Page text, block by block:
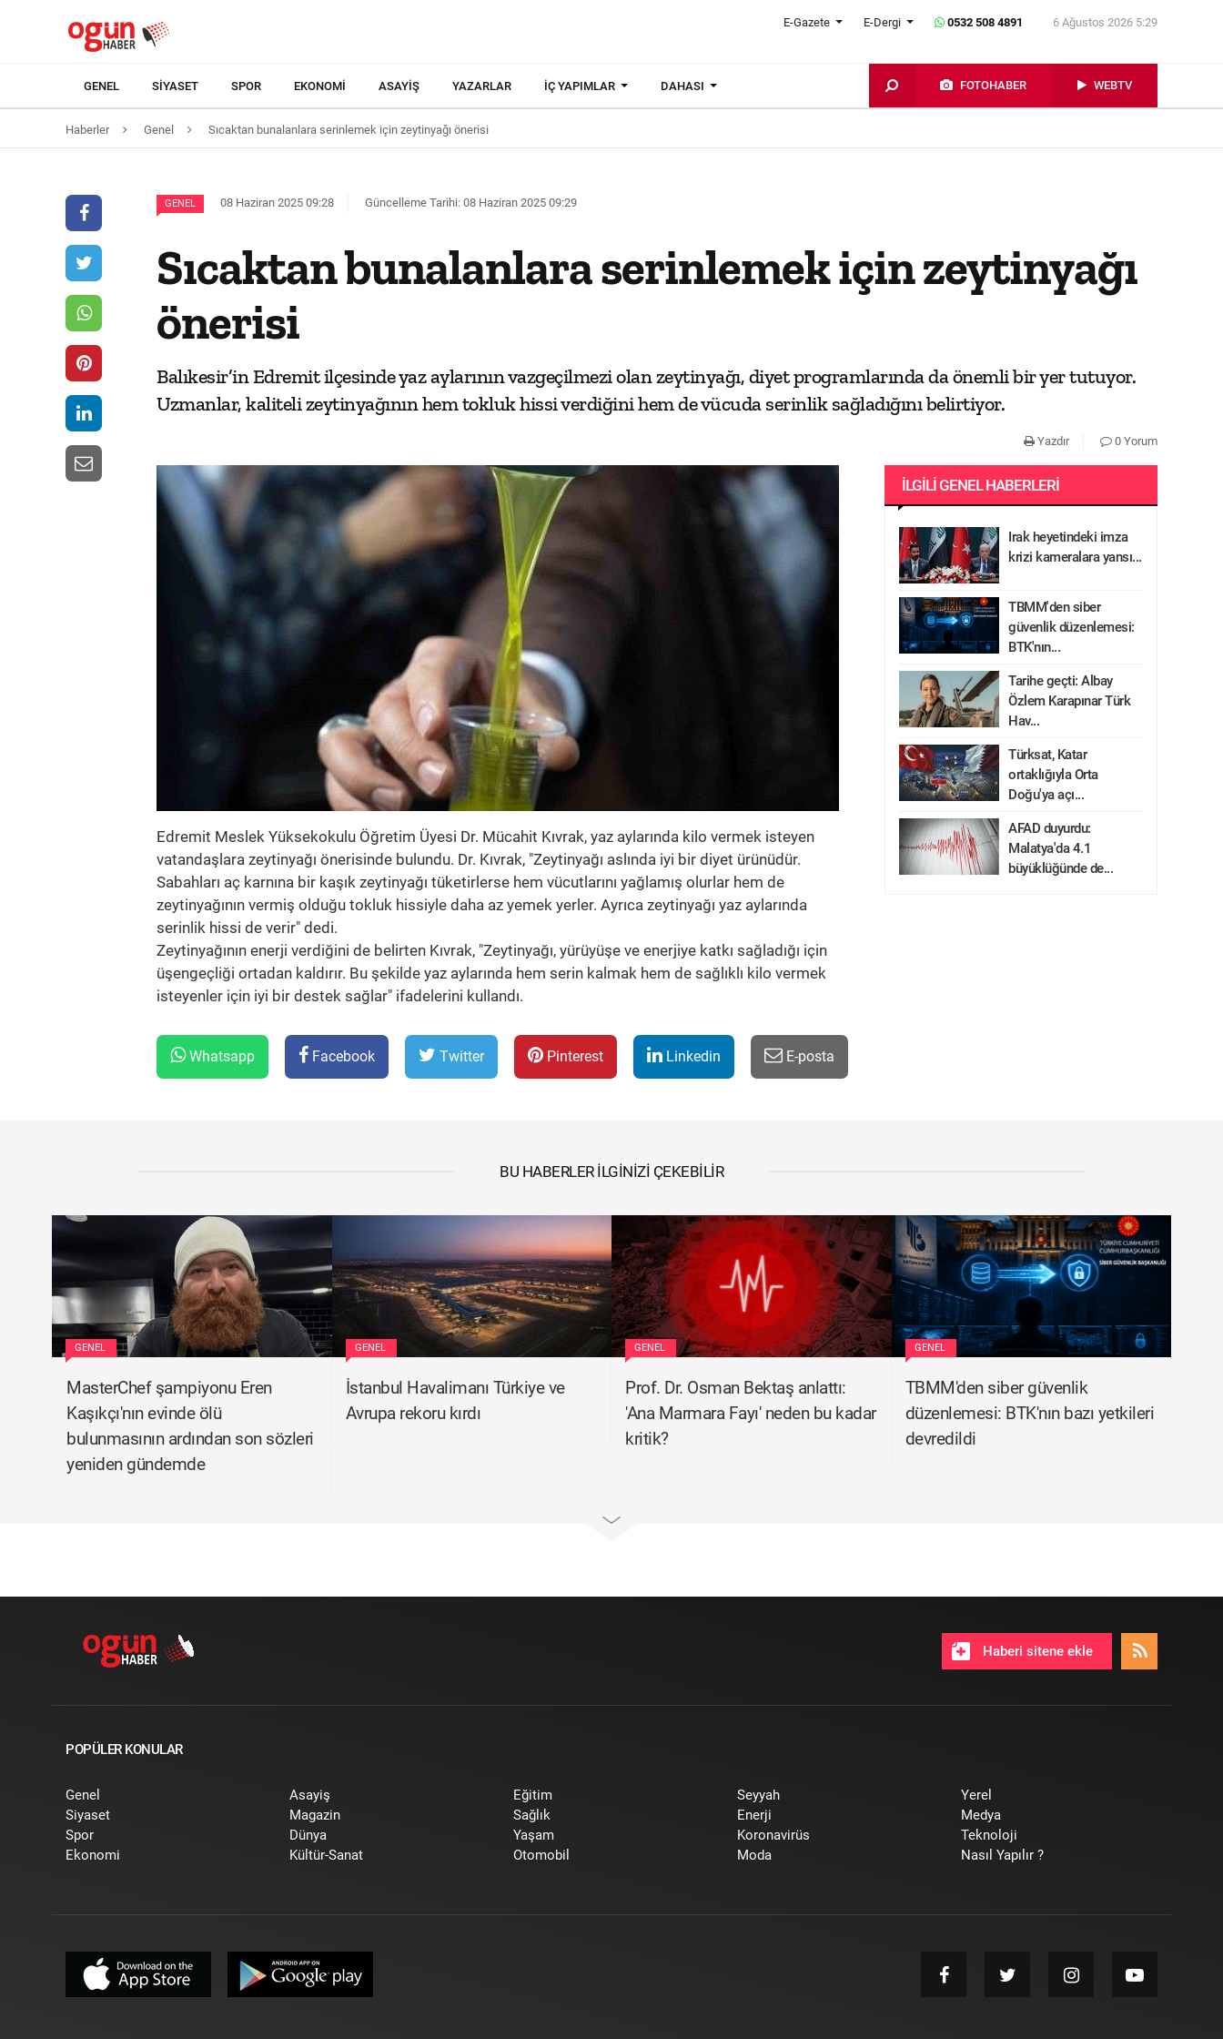
E-Gazete E-Dergi 0532 508 4891 6 Ağustos 2026 5:29
GENEL SIYASET SPOR EKONOMI ASAYIŞ YAZARLAR İÇ YAPIMLAR DAHASI FOTOHABER WEBTV
Haberler Genel Sıcaktan bunalanlara serinlemek için zeytinyağı önerisi
GENEL 08 Haziran 2025 09:28 Güncelleme Tarihi: 08 Haziran 2025 09:29
Sıcaktan bunalanlara serinlemek için zeytinyağı
önerisi
Balıkesir’in Edremit ilçesinde yaz aylarının vazgeçilmezi olan zeytinyağı, diyet programlarında da önemli bir yer tutuyor.
Uzmanlar, kaliteli zeytinyağının hem tokluk hissi verdiğini hem de vücuda serinlik sağladığını belirtiyor.
Yazdır 0 Yorum
Edremit Meslek Yüksekokulu Öğretim Üyesi Dr. Mücahit Kıvrak, yaz aylarında kilo vermek isteyen
vatandaşlara zeytinyağı önerisinde bulundu. Dr. Kıvrak, "Zeytinyağı aslında iyi bir diyet ürünüdür.
Sabahları aç karnına bir kaşık zeytinyağı tüketirlerse hem vücutlarını yağlamış olurlar hem de
zeytinyağının vermiş olduğu tokluk hissiyle daha az yemek yerler. Ayrıca zeytinyağı yaz aylarında
serinlik hissi de verir" dedi.
Zeytinyağının enerji verdiğini de belirten Kıvrak, "Zeytinyağı, yürüyüşe ve enerjiye katkı sağladığı için
üşengeçliği ortadan kaldırır. Bu şekilde yaz aylarında hem serin kalmak hem de sağlıklı kilo vermek
isteyenler için iyi bir destek sağlar" ifadelerini kullandı.
Whatsapp Facebook Twitter Pinterest Linkedin E-posta
İLGILI GENEL HABERLERI
Irak heyetindeki imza
krizi kameralara yansı...
TBMM'den siber
güvenlik düzenlemesi:
BTK'nın...
Tarihe geçti: Albay
Özlem Karapınar Türk
Hav...
Türksat, Katar
ortaklığıyla Orta
Doğu'ya açı...
AFAD duyurdu:
Malatya'da 4.1
büyüklüğünde de...
BU HABERLER İLGINIZI ÇEKEBILIR
GENEL
MasterChef şampiyonu Eren
Kaşıkçı'nın evinde ölü
bulunmasının ardından son sözleri
yeniden gündemde
GENEL
İstanbul Havalimanı Türkiye ve
Avrupa rekoru kırdı
GENEL
Prof. Dr. Osman Bektaş anlattı:
'Ana Marmara Fayı' neden bu kadar
kritik?
GENEL
TBMM'den siber güvenlik
düzenlemesi: BTK'nın bazı yetkileri
devredildi
Haberi sitene ekle
POPÜLER KONULAR
Genel
Siyaset
Spor
Ekonomi
Asayiş
Magazin
Dünya
Kültür-Sanat
Eğitim
Sağlık
Yaşam
Otomobil
Seyyah
Enerji
Koronavirüs
Moda
Yerel
Medya
Teknoloji
Nasıl Yapılır ?